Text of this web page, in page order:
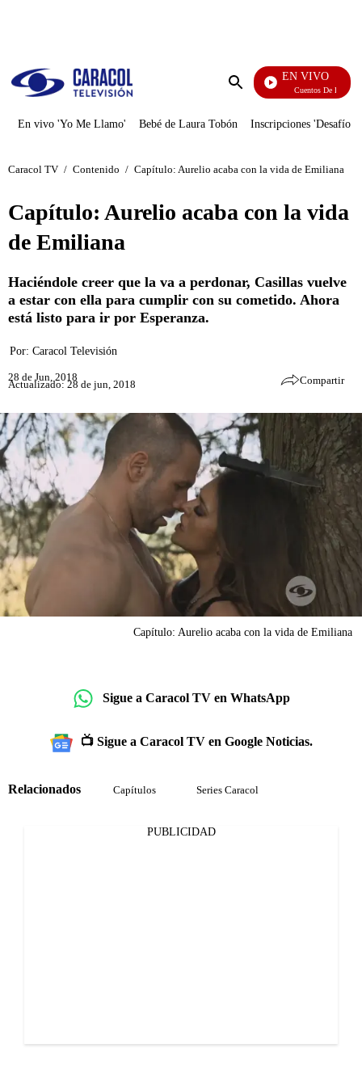
Enviar
EN VIVO
Cuentos De Los
En vivo 'Yo Me Llamo' Bebé de Laura Tobón Inscripciones 'Desafío'
Caracol TV / Contenido / Capítulo: Aurelio acaba con la vida de Emiliana
Capítulo: Aurelio acaba con la vida
de Emiliana
Haciéndole creer que la va a perdonar, Casillas vuelve
a estar con ella para cumplir con su cometido. Ahora
está listo para ir por Esperanza.
Por: Caracol Televisión
28 de Jun, 2018
Actualizado: 28 de jun, 2018 Compartir
Capítulo: Aurelio acaba con la vida de Emiliana
Sigue a Caracol TV en WhatsApp
📺 Sigue a Caracol TV en Google Noticias.
Relacionados Capítulos Series Caracol
PUBLICIDAD